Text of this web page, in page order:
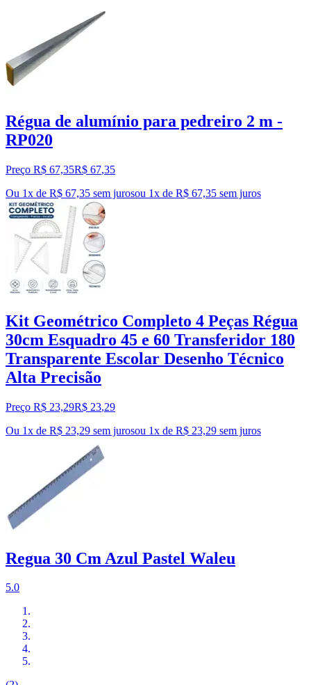
Régua de alumínio para pedreiro 2 m -
RP020
Preço R$ 67,35R$ 67,35
Ou 1x de R$ 67,35 sem jurosou 1x de R$ 67,35 sem juros
Kit Geométrico Completo 4 Peças Régua
30cm Esquadro 45 e 60 Transferidor 180
Transparente Escolar Desenho Técnico
Alta Precisão
Preço R$ 23,29R$ 23,29
Ou 1x de R$ 23,29 sem jurosou 1x de R$ 23,29 sem juros
Regua 30 Cm Azul Pastel Waleu
5.0